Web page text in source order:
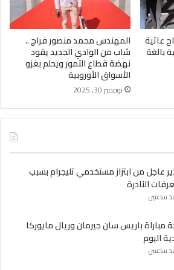
عاتية
بالغة
المهندس محمد منصور فراج ..
شاب من الوادي الجديد يقود
نهضة قطاع التمور ويحلم بغزو
الأسواق الأوروبية
نوفمبر 30, 2025
عاجل من ابتزاز مستخدمي تليجرام بسبب
النادرة
ساعتين
مباراة باريس سان جيرمان وريال مايوركا
اليوم
ساعتين